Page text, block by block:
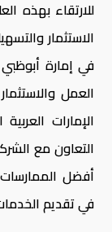
للارتقاء بهذه
الاستثمار
في إمارة
العمل
الإمارات
التعاون مع
أفضل الممارسات
في تقديم